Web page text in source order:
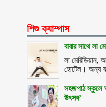
শিশু ক্যাম্পাস
বাবার সাথে লা
লা মেরিডিয়ান,
হোটেল। অন্য
সহজপাঠ স্কুলে
উৎসব’